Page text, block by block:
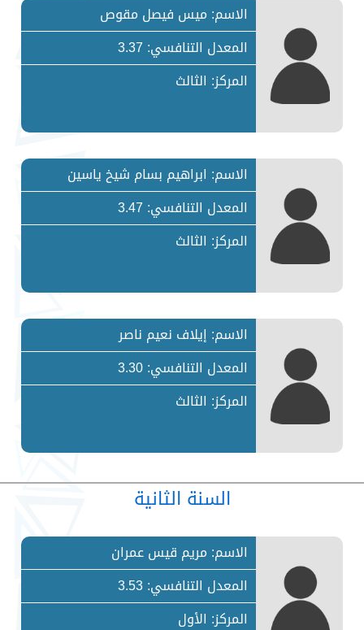
الاسم: ميس فيصل مقوص
المعدل التنافسي: 3.37
المركز: الثالث
الاسم: ابراهيم بسام شيخ ياسين
المعدل التنافسي: 3.47
المركز: الثالث
الاسم: إيلاف نعيم ناصر
المعدل التنافسي: 3.30
المركز: الثالث
السنة الثانية
الاسم: مريم قيس عمران
المعدل التنافسي: 3.53
المركز: الأول